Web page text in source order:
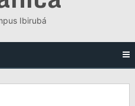
Ibirubá